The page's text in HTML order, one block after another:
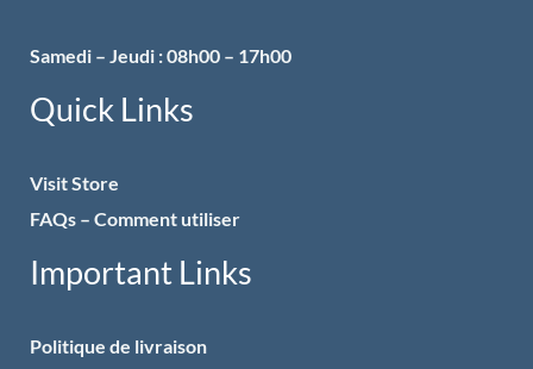
Samedi – Jeudi : 08h00 – 17h00
Quick Links
Visit Store
FAQs – Comment utiliser
Important Links
Politique de livraison